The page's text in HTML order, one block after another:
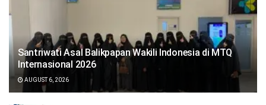
Santriwati Asal Balikpapan Wakili Indonesia di MTQ
Internasional 2026
AUGUST 6, 2026